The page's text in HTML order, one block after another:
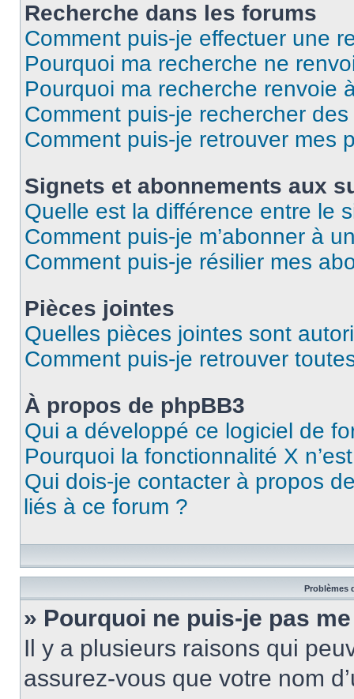
Recherche dans les forums
Comment puis-je effectuer une
Pourquoi ma recherche ne
Pourquoi ma recherche renvoie
Comment puis-je rechercher
Comment puis-je retrouver mes
Signets et abonnements aux
Quelle est la différence entre le
Comment puis-je m’abonner à
Comment puis-je résilier mes
Pièces jointes
Quelles pièces jointes sont
Comment puis-je retrouver
À propos de phpBB3
Qui a développé ce logiciel de
Pourquoi la fonctionnalité X
Qui dois-je contacter à propos
liés à ce forum ?
Problèmes
» Pourquoi ne puis-je pas
Il y a plusieurs raisons qui
assurez-vous que votre nom